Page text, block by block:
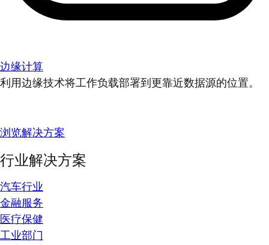
边缘计算
利用边缘技术将工作负载部署到更靠近数据源的位置。
浏览解决方案
行业解决方案
汽车行业
金融服务
医疗保健
工业部门